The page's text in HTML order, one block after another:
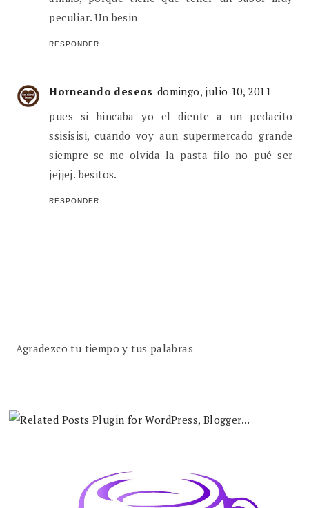
peculiar. Un besin
RESPONDER
Horneando deseos domingo, julio 10, 2011
pues si hincaba yo el diente a un pedacito
ssisisisi, cuando voy aun supermercado grande
siempre se me olvida la pasta filo no pué ser
jejjej. besitos.
RESPONDER
Agradezco tu tiempo y tus palabras